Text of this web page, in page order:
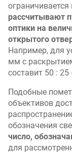
рассчитывают
оптики на
открытого
Например, для
мм с
составит 50 : 25
Подобные
объективов
обозначения
число,
для